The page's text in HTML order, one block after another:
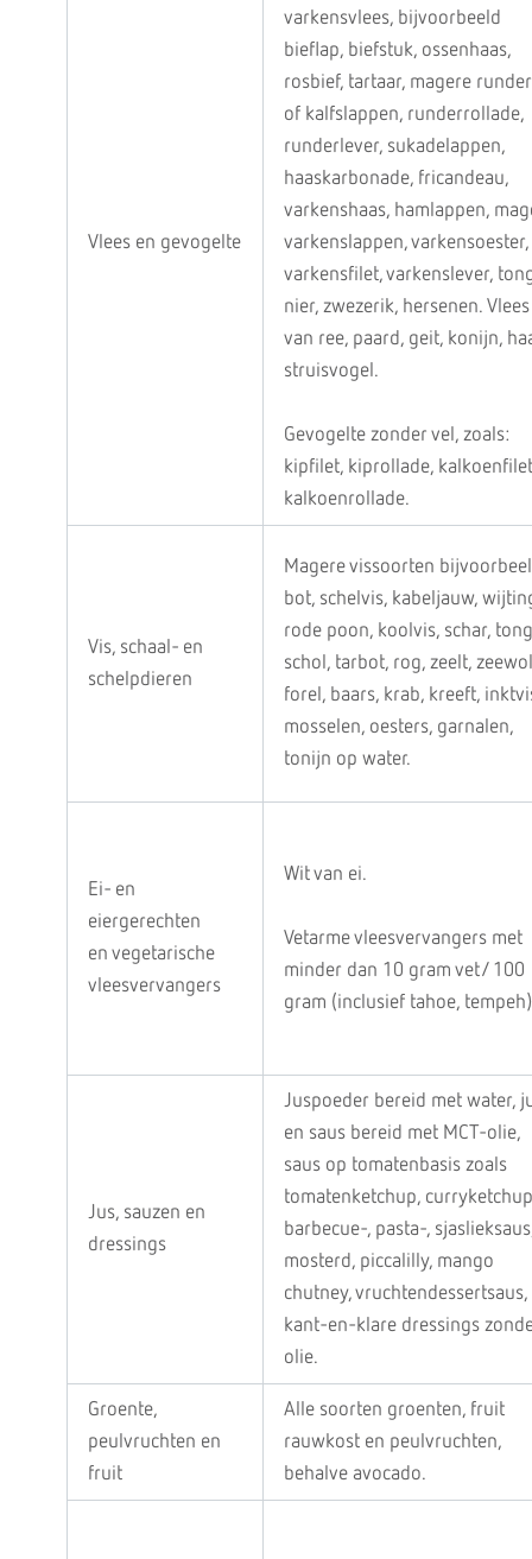
Vlees en gevogelte
varkensvlees, bijvoorbeeld
bieflap, biefstuk, ossenhaas,
rosbief, tartaar, magere
of kalfslappen, runderrollade,
runderlever, sukadelappen,
haaskarbonade, fricandeau,
varkenshaas, hamlappen,
varkenslappen, varkensoester,
varkensfilet, varkenslever,
nier, zwezerik, hersenen. Vlees
van ree, paard, geit, konijn,
struisvogel.
Gevogelte zonder vel, zoals:
kipfilet, kiprollade,
kalkoenrollade.
Vis, schaal- en
schelpdieren
Magere vissoorten
bot, schelvis, kabeljauw,
rode poon, koolvis, schar,
schol, tarbot, rog, zeelt,
forel, baars, krab, kreeft,
mosselen, oesters, garnalen,
tonijn op water.
Ei- en
eiergerechten
en vegetarische
vleesvervangers
Wit van ei.
Vetarme vleesvervangers met
minder dan 10 gram vet/ 100
gram (inclusief tahoe,
Jus, sauzen en
dressings
Juspoeder bereid met water,
en saus bereid met MCT-olie,
saus op tomatenbasis zoals
tomatenketchup,
barbecue-, pasta-,
mosterd, piccalilly, mango
chutney, vruchtendessertsaus,
kant-en-klare dressings
olie.
Groente,
peulvruchten en
fruit
Alle soorten groenten, fruit
rauwkost en peulvruchten,
behalve avocado.